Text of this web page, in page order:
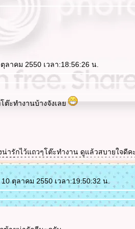
ลาคม 2550 เวลา:18:56:26 น.
โต๊ะทำงานบ้างจังเล
ารักไว้แถวๆโต๊ะทำงาน ดูแล้วสบายใจดีค
ตุลาคม 2550 เวลา:19:50:32 น.